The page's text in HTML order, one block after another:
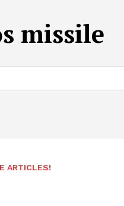
missile
ARTICLES!